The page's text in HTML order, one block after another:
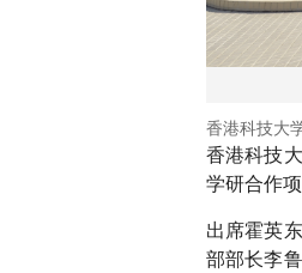
香港科技大
香港科技
学研合作
出席霍英
部部长李